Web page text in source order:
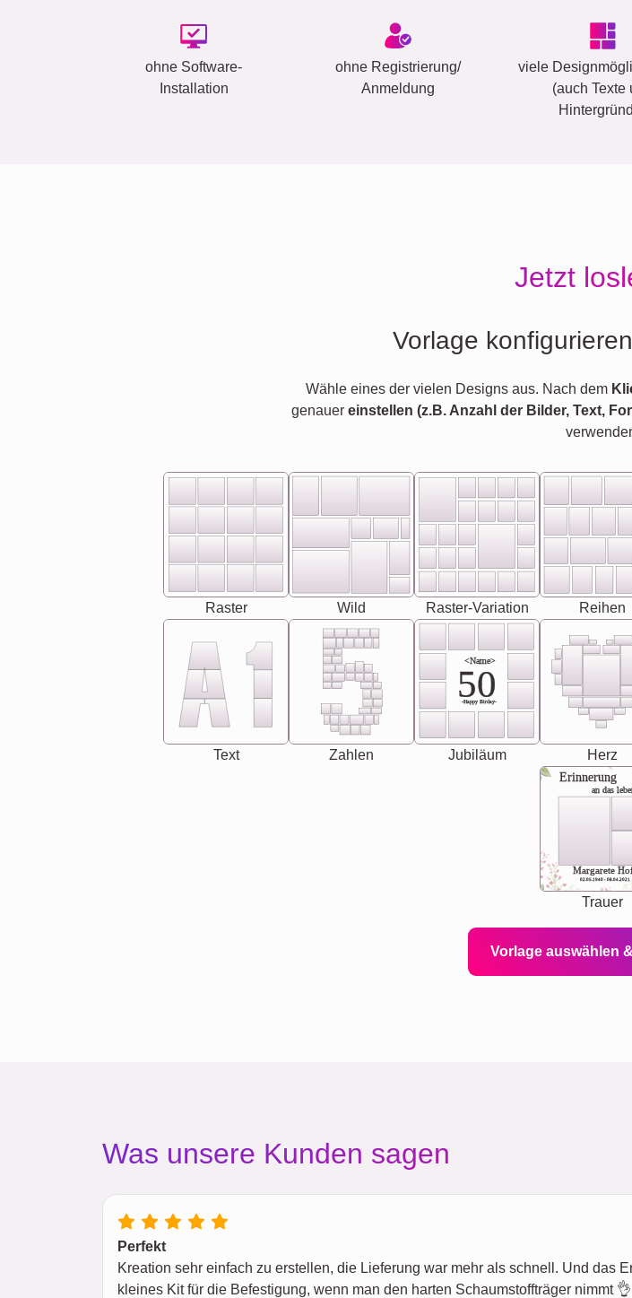
ohne Software-
Installation
ohne Registrierung/
Anmeldung
viele
(auch Texte
Jetzt
Vorlage
Wähle eines der vielen Designs aus. Nach dem
genauer einstellen (z.B. Anzahl der Bilder, Text,
Raster Wild Raster-Variation Reihen
Text Zahlen
<Name>
50
-Happy Birday-
Jubiläum Herz
Erinnerung
an das
Margarete
02.05.1940 - 08.04.2021
Trauer
Vorlage auswählen
Was unsere Kunden sagen
Perfekt
Kreation sehr einfach zu erstellen, die Lieferung war mehr als schnell. Und das
kleines Kit für die Befestigung, wenn man den harten Schaumstoffträger nimmt